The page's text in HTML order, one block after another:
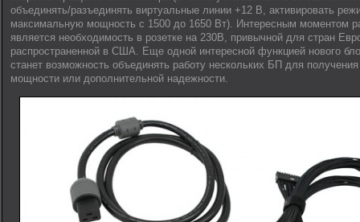
объединять/разъединять виртуальные линии +12 В, активировать
максимальную мощность с 1500 до 1650 Вт). Интересным моментом
является необходимость в розетке на 230В, привычной для стран
распространенной в США. Еще одной интересной функцией нового
станет возможность объединять работу нескольких БП для
мощности или дополнительной надежности.